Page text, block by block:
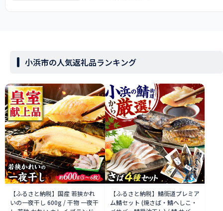
小浜市の人気返礼品ランキング
【ふるさと納税】国産 若狭かれ
いの一夜干し 600g / 干物 一夜干
【ふるさと納税】鯖街道プレミア
ム鯖セット (焼さば・鯖へしこ・